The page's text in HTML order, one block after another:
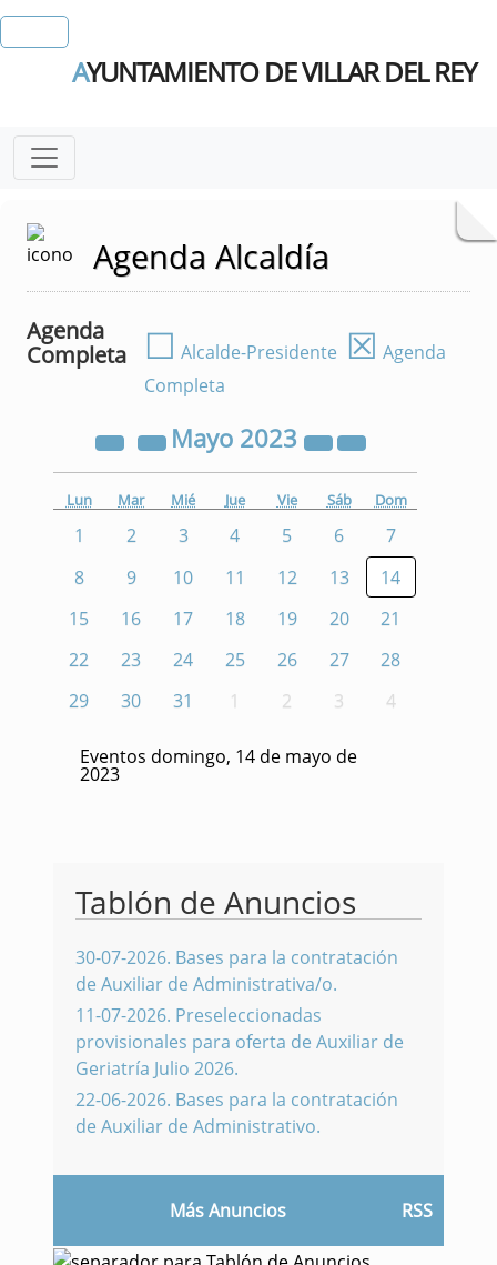
AYUNTAMIENTO DE VILLAR DEL REY
Agenda Alcaldía
Agenda
Completa
☐ Alcalde-Presidente ☒ Agenda
Completa
Mayo 2023
Lun Mar Mié Jue Vie Sáb Dom
1 2 3 4 5 6
7
8
9 10 11 12 13
14
15
16 17 18 19 20
21
22
23 24 25 26 27
28
29
30 31 1 2 3 4
Eventos domingo, 14 de mayo de
2023
Tablón de Anuncios
30-07-2026. Bases para la contratación
de Auxiliar de Administrativa/o.
11-07-2026. Preseleccionadas
provisionales para oferta de Auxiliar de
Geriatría Julio 2026.
22-06-2026. Bases para la contratación
de Auxiliar de Administrativo.
Más Anuncios RSS